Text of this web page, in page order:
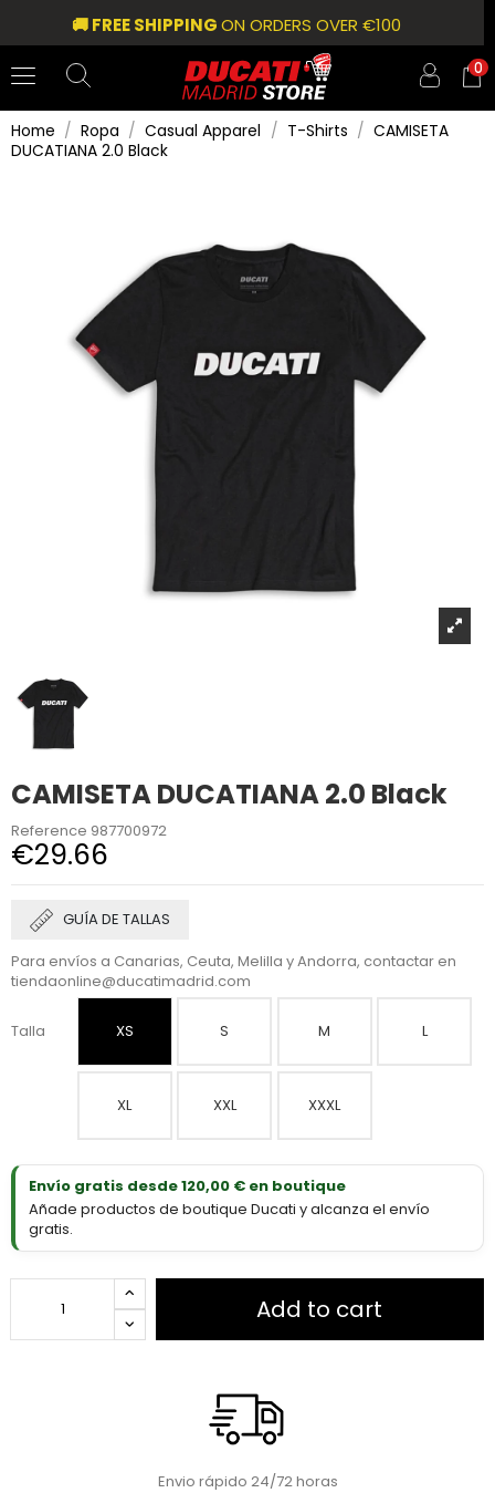
🚚 FREE SHIPPINGON ORDERS OVER €100
0
Home Ropa Casual Apparel T-Shirts
CAMISETA
DUCATIANA 2.0 Black
CAMISETA DUCATIANA 2.0 Black
Reference 987700972
€29.66
GUÍA DE TALLAS
Para envíos a Canarias, Ceuta, Melilla y Andorra, contactar en
tiendaonline@ducatimadrid.com
Talla XS S M L
XL XXL XXXL
Envío gratis desde 120,00 € en boutique
Añade productos de boutique Ducati y alcanza el envío
gratis.
Add to cart
Envio rápido 24/72 horas